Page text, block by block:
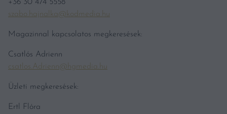
+36 30 474 5558
szabo.hajnalka@kodmedia.hu
Magazinnal kapcsolatos megkeresések:
Csatlós Adrienn
csatlos.Adrienn@hgmedia.hu
Üzleti megkeresések:
Ertl Flóra